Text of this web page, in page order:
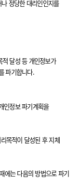
정당한 대리인인지를
적 달성 등 개인정보가
파기합니다.
인정보 파기계획을
목적이 달성된 후 지체
에는 다음의 방법으로 파기